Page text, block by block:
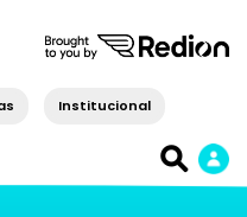
Institucional